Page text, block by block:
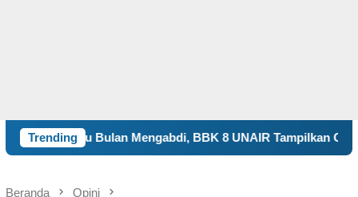
TrendingBBK 8 UNAIR Tampilkan Capaian Program Kerja
Beranda Opini